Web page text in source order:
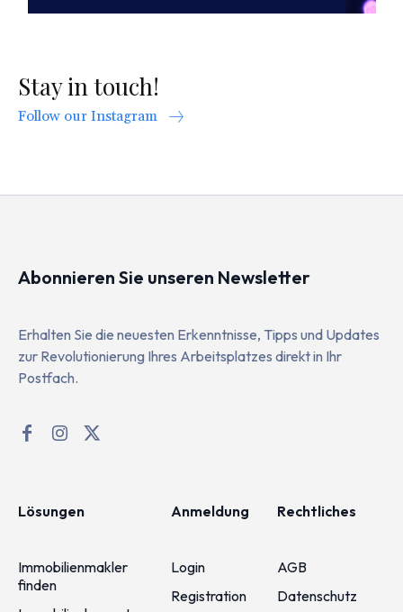
Stay in touch!
Follow our Instagram
Abonnieren Sie unseren Newsletter
Erhalten Sie die neuesten Erkenntnisse, Tipps und Updates
zur Revolutionierung Ihres Arbeitsplatzes direkt in Ihr
Postfach.
Lösungen
Immobilienmakler
finden
Anmeldung
Login
Registration
Rechtliches
AGB
Datenschutz